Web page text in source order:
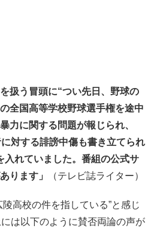
扱う冒頭に“つい先日、野球の
全国高等学校野球選手権を途中
力に関する問題が報じられ、
対する誹謗中傷も書き立てられ
入れていました。番組の公式サ
ります」
（テレビ誌ライター）
高校の件を指している”と感じ
は以下のように賛否両論の声が